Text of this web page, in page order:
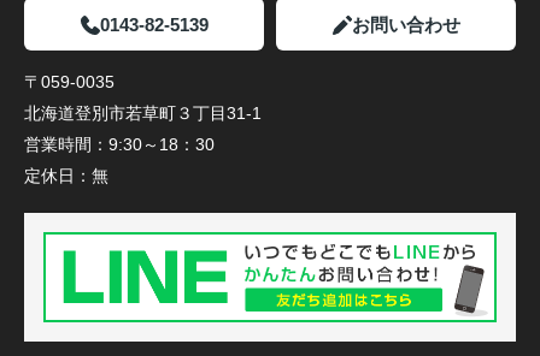
0143-82-5139 お問い合わせ
〒059-0035
北海道登別市若草町３丁目31-1
営業時間： 9:30～18：30
定休日： 無